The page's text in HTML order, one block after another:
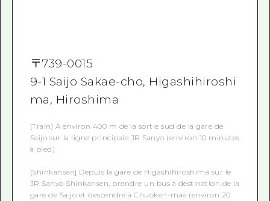
〒739-0015
9-1 Saijo Sakae-cho, Higashihiroshi
ma, Hiroshima
[Train] À environ 400 m de la sortie sud de la gare de
Saijo sur la ligne principale JR Sanyo (environ 10 minutes
à pied)
[Shinkansen] Depuis la gare de Higashihiroshima sur le
JR Sanyo Shinkansen, prendre un bus à destination de la
gare de Saijo et descendre à Chuoken-mae (environ 20